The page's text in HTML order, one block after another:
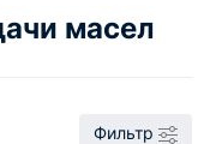
масел
Фильтр